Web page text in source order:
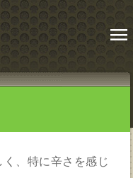
menu
、特に辛さを感じ